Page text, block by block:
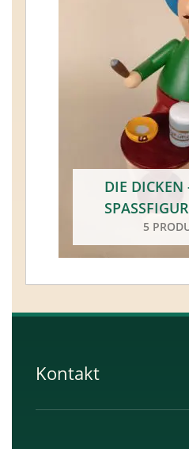
DIE DICKEN
5
Kontakt